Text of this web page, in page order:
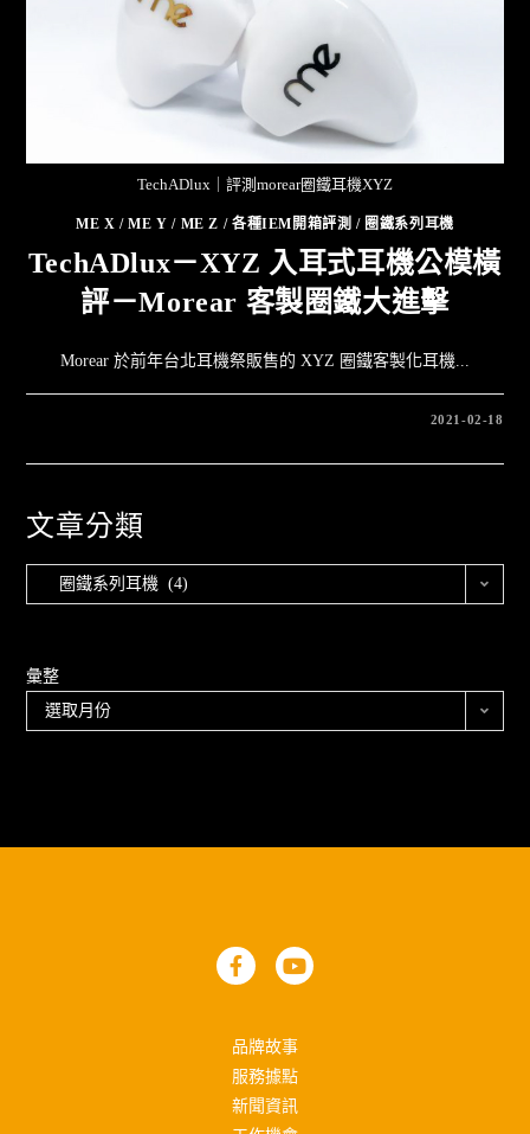
TechADlux｜評測morear圈鐵耳機XYZ
ME X /ME Y / ME Z / 各種IEM開箱評測 / 圈鐵系列耳機
TechADlux－XYZ 入耳式耳機公模橫
評－Morear 客製圈鐵大進擊
Morear 於前年台北耳機祭販售的 XYZ 圈鐵客製化耳機...
2021-02-18
文章分類
圈鐵系列耳機 (4)
彙整
選取月份
品牌故事
服務據點
新聞資訊